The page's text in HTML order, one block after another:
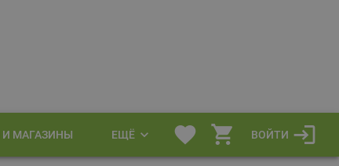
И МАГАЗИНЫ ЕЩЁ ВОЙТИ